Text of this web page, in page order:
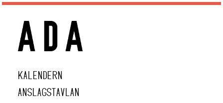
KALENDERN
ANSLAGSTAVLAN